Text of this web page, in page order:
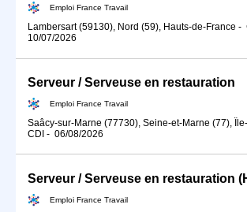
Emploi France Travail
Lambersart (59130), Nord (59), Hauts-de-France -
10/07/2026
Serveur / Serveuse en restauration
Emploi France Travail
Saâcy-sur-Marne (77730), Seine-et-Marne (77),
CDI - 06/08/2026
Serveur / Serveuse en restauration
Emploi France Travail